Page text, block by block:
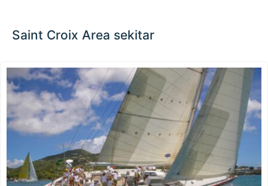
Saint Croix Area sekitar